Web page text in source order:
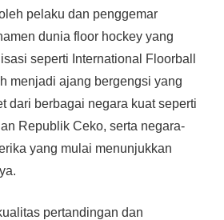
pelaku dan penggemar
dunia floor hockey yang
seperti International Floorball
menjadi ajang bergengsi yang
dari berbagai negara kuat seperti
Republik Ceko, serta negara-
yang mulai menunjukkan
pertandingan dan